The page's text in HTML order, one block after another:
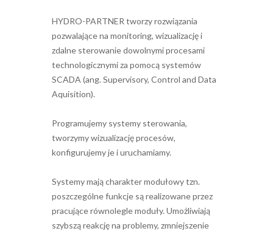
HYDRO-PARTNER tworzy rozwiązania
pozwalające na monitoring, wizualizację i
zdalne sterowanie dowolnymi procesami
technologicznymi za pomocą systemów
SCADA (ang. Supervisory, Control and Data
Aquisition).
Programujemy systemy sterowania,
tworzymy wizualizację procesów,
konfigurujemy je i uruchamiamy.
Systemy mają charakter modułowy tzn.
poszczególne funkcje są realizowane przez
pracujące równolegle moduły. Umożliwiają
szybszą reakcję na problemy, zmniejszenie